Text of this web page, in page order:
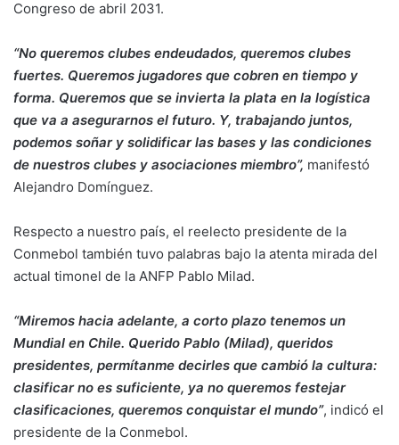
Congreso de abril 2031.
“No queremos clubes endeudados, queremos clubes
fuertes. Queremos jugadores que cobren en tiempo y
forma. Queremos que se invierta la plata en la logística
que va a asegurarnos el futuro. Y, trabajando juntos,
podemos soñar y solidificar las bases y las condiciones
de nuestros clubes y asociaciones miembro”, manifestó
Alejandro Domínguez.
Respecto a nuestro país, el reelecto presidente de la
Conmebol también tuvo palabras bajo la atenta mirada del
actual timonel de la ANFP Pablo Milad.
“Miremos hacia adelante, a corto plazo tenemos un
Mundial en Chile. Querido Pablo (Milad), queridos
presidentes, permítanme decirles que cambió la cultura:
clasificar no es suficiente, ya no queremos festejar
clasificaciones, queremos conquistar el mundo”, indicó el
presidente de la Conmebol.